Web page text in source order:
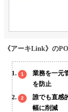
《アーキLink》の
業務を一元
を防止
誰でも直感
幅に削減